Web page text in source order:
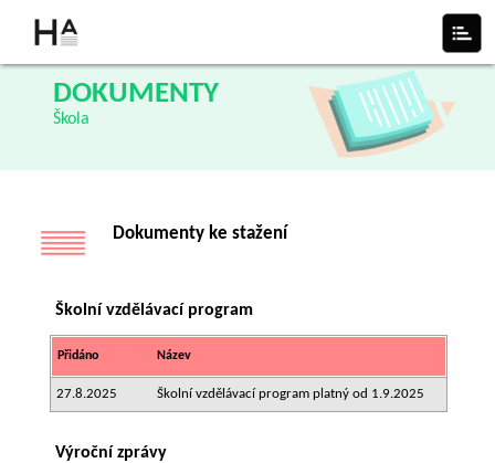
DOKUMENTY
Škola
Dokumenty ke stažení
Školní vzdělávací program
Přidáno Název
27.8.2025 Školní vzdělávací program platný od 1.9.2025
Výroční zprávy